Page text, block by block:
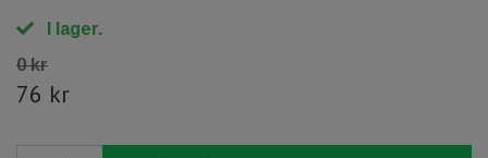
I lager.
0 kr
76 kr